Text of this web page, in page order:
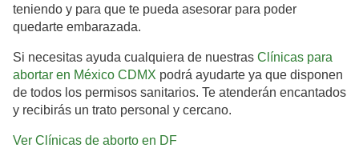
teniendo y para que te pueda asesorar para poder
quedarte embarazada.
Si necesitas ayuda cualquiera de nuestras Clínicas para
abortar en México CDMX podrá ayudarte ya que disponen
de todos los permisos sanitarios. Te atenderán encantados
y recibirás un trato personal y cercano.
Ver Clínicas de aborto en DF